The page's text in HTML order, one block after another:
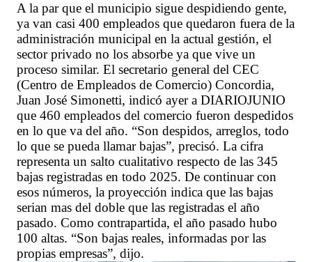
A la par que el municipio sigue despidiendo gente,
ya van casi 400 empleados que quedaron fuera de la
administración municipal en la actual gestión, el
sector privado no los absorbe ya que vive un
proceso similar. El secretario general del CEC
(Centro de Empleados de Comercio) Concordia,
Juan José Simonetti, indicó ayer a DIARIOJUNIO
que 460 empleados del comercio fueron despedidos
en lo que va del año. “Son despidos, arreglos, todo
lo que se pueda llamar bajas”, precisó. La cifra
representa un salto cualitativo respecto de las 345
bajas registradas en todo 2025. De continuar con
esos números, la proyección indica que las bajas
serian mas del doble que las registradas el año
pasado. Como contrapartida, el año pasado hubo
100 altas. “Son bajas reales, informadas por las
propias empresas”, dijo.